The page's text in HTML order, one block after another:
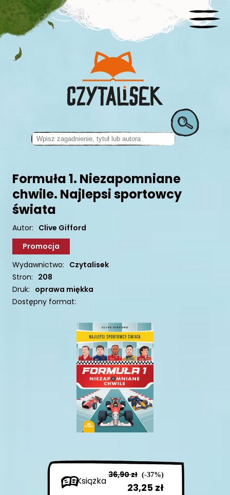
Formuła 1. Niezapomniane
chwile. Najlepsi sportowcy
świata
Autor: Clive Gifford
Promocja
Wydawnictwo: Czytalisek
Stron: 208
Druk: oprawa miękka
Dostępny format:
Książka
36,90 zł (-37%)
23,25 zł